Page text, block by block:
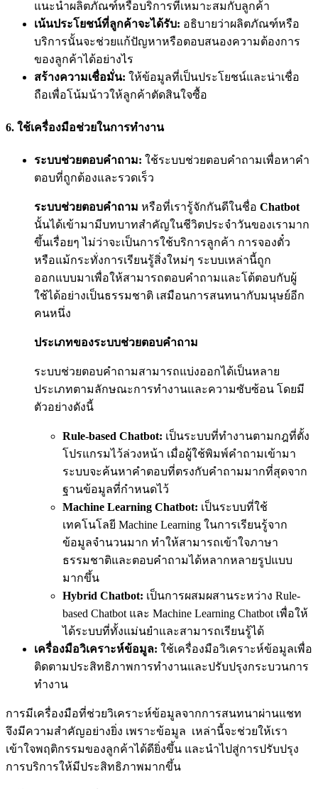
แนะนำผลิตภัณฑ์หรือบริการที่เหมาะสมกับลูกค้า
เน้นประโยชน์ที่ลูกค้าจะได้รับ: อธิบายว่าผลิตภัณฑ์หรือ
บริการนั้นจะช่วยแก้ปัญหาหรือตอบสนองความต้องการ
ของลูกค้าได้อย่างไร
สร้างความเชื่อมั่น: ให้ข้อมูลที่เป็นประโยชน์และน่าเชื่อ
ถือเพื่อโน้มน้าวให้ลูกค้าตัดสินใจซื้อ
6. ใช้เครื่องมือช่วยในการทำงาน
ระบบช่วยตอบคำถาม: ใช้ระบบช่วยตอบคำถามเพื่อหาคำ
ตอบที่ถูกต้องและรวดเร็ว
ระบบช่วยตอบคำถาม หรือที่เรารู้จักกันดีในชื่อ Chatbot
นั้นได้เข้ามามีบทบาทสำคัญในชีวิตประจำวันของเรามาก
ขึ้นเรื่อยๆ ไม่ว่าจะเป็นการใช้บริการลูกค้า การจองตั๋ว
หรือแม้กระทั่งการเรียนรู้สิ่งใหม่ๆ ระบบเหล่านี้ถูก
ออกแบบมาเพื่อให้สามารถตอบคำถามและโต้ตอบกับผู้
ใช้ได้อย่างเป็นธรรมชาติ เสมือนการสนทนากับมนุษย์อีก
คนหนึ่ง
ประเภทของระบบช่วยตอบคำถาม
ระบบช่วยตอบคำถามสามารถแบ่งออกได้เป็นหลาย
ประเภทตามลักษณะการทำงานและความซับซ้อน โดยมี
ตัวอย่างดังนี้
Rule-based Chatbot: เป็นระบบที่ทำงานตามกฎที่ตั้ง
โปรแกรมไว้ล่วงหน้า เมื่อผู้ใช้พิมพ์คำถามเข้ามา
ระบบจะค้นหาคำตอบที่ตรงกับคำถามมากที่สุดจาก
ฐานข้อมูลที่กำหนดไว้
Machine Learning Chatbot: เป็นระบบที่ใช้
เทคโนโลยี Machine Learning ในการเรียนรู้จาก
ข้อมูลจำนวนมาก ทำให้สามารถเข้าใจภาษา
ธรรมชาติและตอบคำถามได้หลากหลายรูปแบบ
มากขึ้น
Hybrid Chatbot: เป็นการผสมผสานระหว่าง Rule-
based Chatbot และ Machine Learning Chatbot เพื่อให้
ได้ระบบที่ทั้งแม่นยำและสามารถเรียนรู้ได้
เครื่องมือวิเคราะห์ข้อมูล: ใช้เครื่องมือวิเคราะห์ข้อมูลเพื่อ
ติดตามประสิทธิภาพการทำงานและปรับปรุงกระบวนการ
ทำงาน
การมีเครื่องมือที่ช่วยวิเคราะห์ข้อมูลจากการสนทนาผ่านแชท
จึงมีความสำคัญอย่างยิ่ง เพราะข้อมูล เหล่านี้จะช่วยให้เรา
เข้าใจพฤติกรรมของลูกค้าได้ดียิ่งขึ้น และนำไปสู่การปรับปรุง
การบริการให้มีประสิทธิภาพมากขึ้น